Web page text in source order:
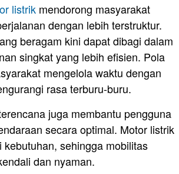
listrik mendorong masyarakat
dengan lebih terstruktur.
beragam kini dapat dibagi dalam
singkat yang lebih efisien. Pola
mengelola waktu dengan
rasa terburu-buru.
juga membantu pengguna
secara optimal. Motor listrik
kebutuhan, sehingga mobilitas
dan nyaman.